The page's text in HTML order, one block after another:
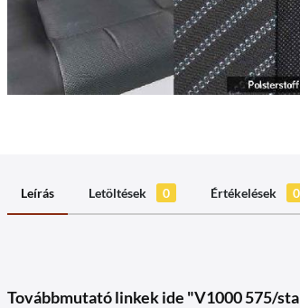
Leírás Letöltések 0 Értékelések 0
Továbbmutató linkek ide "V1000 575/